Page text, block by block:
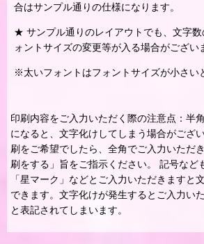
合はサンプル通りの仕様になります。
★ サンプル通りのレイアウトでも、文字数
ォントサイズの変更等が入る場合がござい
※太いフォントはフォントサイズが小さい
印刷内容をご入力いただく際の注意点：半
になると、文字化けしてしまう場合がござ
刷をご希望でしたら、全角でご入力いただ
刷をする」旨をご指示ください。 記号など
「星マーク」などとご入力いただきますと
できます。文字化けが発生するとご入力い
と表記されてしまいます。